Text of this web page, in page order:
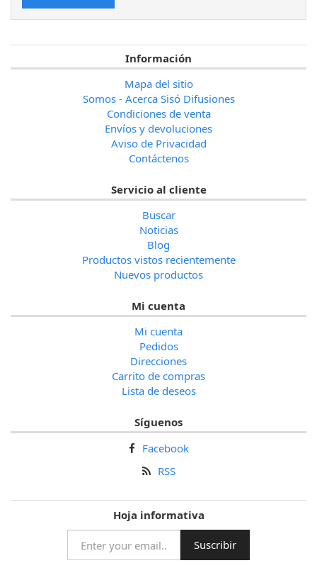
Información
Mapa del sitio
Somos - Acerca Sisó Difusiones
Condiciones de venta
Envíos y devoluciones
Aviso de Privacidad
Contáctenos
Servicio al cliente
Buscar
Noticias
Blog
Productos vistos recientemente
Nuevos productos
Mi cuenta
Mi cuenta
Pedidos
Direcciones
Carrito de compras
Lista de deseos
Síguenos
Facebook
RSS
Hoja informativa